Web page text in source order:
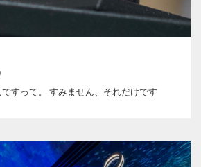
すって。 すみません、それだけです